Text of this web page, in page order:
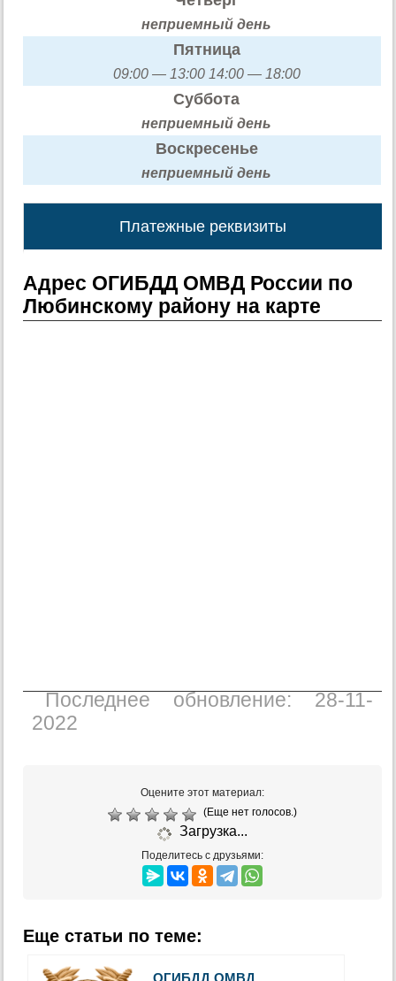
неприемный день
Пятница
09:00 — 13:00 14:00 — 18:00
Суббота
неприемный день
Воскресенье
неприемный день
Платежные реквизиты
Адрес ОГИБДД ОМВД России по
Любинскому району на карте
Последнее обновление: 28-11-
2022
Оцените этот материал:
(Еще нет голосов.)
Загрузка...
Поделитесь с друзьями:
Еще статьи по теме:
ОГИБДД ОМВД